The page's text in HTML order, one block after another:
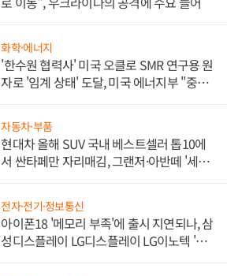
화학·에너지
'한수원 협력사' 미국 오클로 SMR 연구용 원
자로 '임계 상태' 도달, 미국 에너지부 "중요
자동차·부품
현대차 올해 SUV 국내 베스트셀러 톱10에
서 싼타페만 자리매김, 그랜저·아반떼 '세단
전자·전기·정보통신
아이폰18 '메모리 부족'에 출시 지연되나, 삼
성디스플레이 LG디스플레이 LG이노텍 '탈